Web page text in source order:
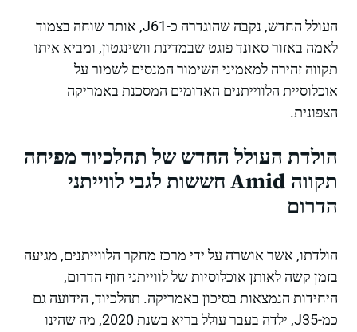
העולל החדש, נקבה שהוגדרה כ-J61, אותר שוחה בצמוד
לאמה באזור סאונד פוגט שבמדינת וושינגטון, ומביא איתו
תקווה זהירה למאמיני השימור המנסים לשמור על
אוכלוסיית הלווייתנים האדומים המסכנת באמריקה
הצפונית.
הולדת העולל החדש של תהלכיוד מפיחה
תקווה Amid חששות לגבי לווייתני
הדרום
הולדתו, אשר אושרה על ידי מרכז מחקר הלווייתנים, מגיעה
בזמן קשה לאותן אוכלוסיות של לווייתני חוף הדרום,
היחידות הנמצאות בסיכון באמריקה. תהלכיוד, הידועה גם
כמ-J35, ילדה בעבר עולל בריא בשנת 2020, מה שהינו